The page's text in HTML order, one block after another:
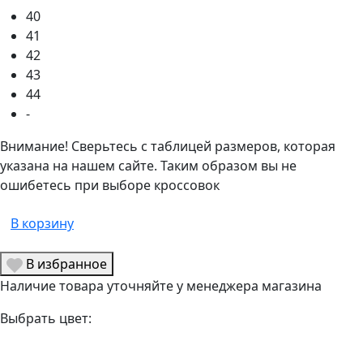
40
41
42
43
44
-
Внимание! Сверьтесь с таблицей размеров, которая
указана на нашем сайте. Таким образом вы не
ошибетесь при выборе кроссовок
В корзину
В избранное
Наличие товара уточняйте у менеджера магазина
Выбрать цвет: